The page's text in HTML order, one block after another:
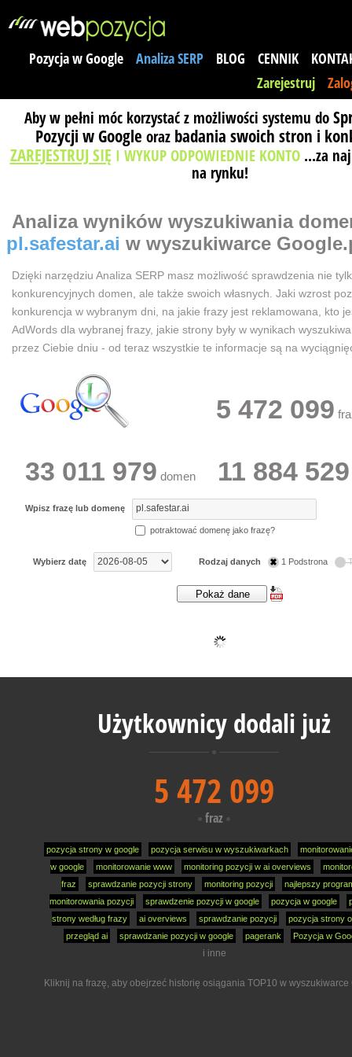
Pozycja w Google Analiza SERP BLOG CENNIK
Zarejestruj
Aby w pełni móc korzystać z możliwości systemu do
Pozycji w Google oraz badania swoich stron i
ZAREJESTRUJ SIĘ I WYKUP ODPOWIEDNIE KONTO ...za
na rynku!
Analiza wyników wyszukiwania
pl.safestar.ai w wyszukiwarce
Dzięki narzędziu Analiza SERP masz możliwość sprawdzenia nie
konkurencyjnych domen, ale także swoich własnych. Jaki wzrost
konkurencja w wybranym dni, na jakie frazy jest reklamowana, kto
AdWords dla wybranej frazy, jakie strony były w wynikach
przez Ciebie dniu - od teraz wszystkie te informacje są na
5 472 099
33 011 979 domen 11 884 529
Wpisz frazę lub domenę
potraktować domenę jako frazę?
Wybierz datę Rodzaj danych 1 Podstrona
Użytkownicy dodali już
5 472 099
fraz
pozycja strony w google pozycja serwisu w wyszukiwarkach
w google
monitorowanie www monitoring pozycji w ai overviews
fraz
sprawdzanie pozycji strony monitoring pozycji
najlepszy
monitorowania pozycji
sprawdzenie pozycji w google pozycja w google
strony według frazy
ai overviews sprawdzanie pozycji
pozycja strony
przegląd ai
sprawdzanie pozycji w google pagerank Pozycja w
i inne
Kliknij na frazę, aby obejrzeć historię osiągania TOP10 w wyszukiwarce